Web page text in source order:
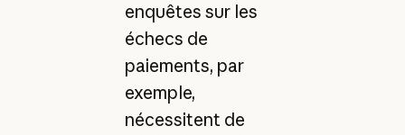
enquêtes sur les
échecs de
paiements, par
exemple,
nécessitent de